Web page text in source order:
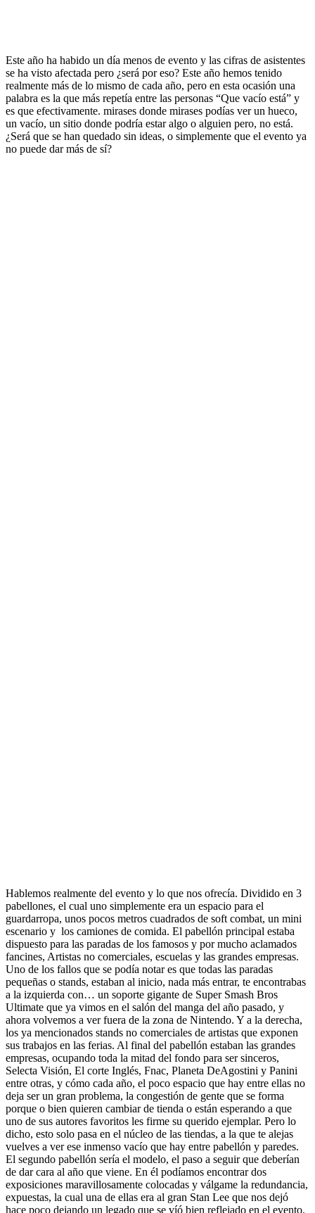
Este año ha habido un día menos de evento y las cifras de asistentes
se ha visto afectada pero ¿será por eso? Este año hemos tenido
realmente más de lo mismo de cada año, pero en esta ocasión una
palabra es la que más repetía entre las personas “Que vacío está” y
es que efectivamente. mirases donde mirases podías ver un hueco,
un vacío, un sitio donde podría estar algo o alguien pero, no está.
¿Será que se han quedado sin ideas, o simplemente que el evento ya
no puede dar más de sí?
Hablemos realmente del evento y lo que nos ofrecía. Dividido en 3
pabellones, el cual uno simplemente era un espacio para el
guardarropa, unos pocos metros cuadrados de soft combat, un mini
escenario y los camiones de comida. El pabellón principal estaba
dispuesto para las paradas de los famosos y por mucho aclamados
fancines, Artistas no comerciales, escuelas y las grandes empresas.
Uno de los fallos que se podía notar es que todas las paradas
pequeñas o stands, estaban al inicio, nada más entrar, te encontrabas
a la izquierda con… un soporte gigante de Super Smash Bros
Ultimate que ya vimos en el salón del manga del año pasado, y
ahora volvemos a ver fuera de la zona de Nintendo. Y a la derecha,
los ya mencionados stands no comerciales de artistas que exponen
sus trabajos en las ferias. Al final del pabellón estaban las grandes
empresas, ocupando toda la mitad del fondo para ser sinceros,
Selecta Visión, El corte Inglés, Fnac, Planeta DeAgostini y Panini
entre otras, y cómo cada año, el poco espacio que hay entre ellas no
deja ser un gran problema, la congestión de gente que se forma
porque o bien quieren cambiar de tienda o están esperando a que
uno de sus autores favoritos les firme su querido ejemplar. Pero lo
dicho, esto solo pasa en el núcleo de las tiendas, a la que te alejas
vuelves a ver ese inmenso vacío que hay entre pabellón y paredes.
El segundo pabellón sería el modelo, el paso a seguir que deberían
de dar cara al año que viene. En él podíamos encontrar dos
exposiciones maravillosamente colocadas y válgame la redundancia,
expuestas, la cual una de ellas era al gran Stan Lee que nos dejó
hace poco dejando un legado que se víó bien reflejado en el evento.